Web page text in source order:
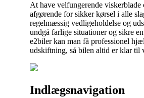
At have velfungerende
afgørende for sikker kørsel i alle
regelmæssig vedligeholdelse og
undgå farlige situationer og sikre
e2biler kan man få professionel
udskiftning, så bilen altid er klar til
Indlægsnavigation